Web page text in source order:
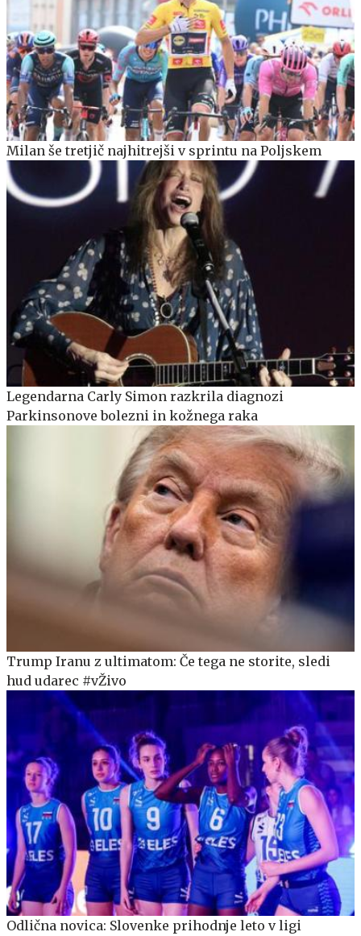
Milan še tretjič najhitrejši v sprintu na Poljskem
Legendarna Carly Simon razkrila diagnozi
Parkinsonove bolezni in kožnega raka
Trump Iranu z ultimatom: Če tega ne storite, sledi
hud udarec #vŽivo
Odlična novica: Slovenke prihodnje leto v ligi